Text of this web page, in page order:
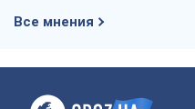
Все мнения